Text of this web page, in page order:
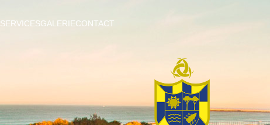
SERVICESGALERIECONTACT